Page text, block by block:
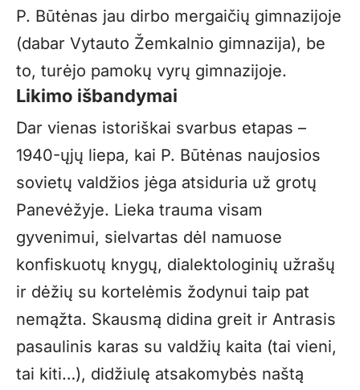
P. Būtėnas jau dirbo mergaičių gimnazijoje
(dabar Vytauto Žemkalnio gimnazija), be
to, turėjo pamokų vyrų gimnazijoje.
Likimo išbandymai
Dar vienas istoriškai svarbus etapas –
1940-ųjų liepa, kai P. Būtėnas naujosios
sovietų valdžios jėga atsiduria už grotų
Panevėžyje. Lieka trauma visam
gyvenimui, sielvartas dėl namuose
konfiskuotų knygų, dialektologinių užrašų
ir dėžių su kortelėmis žodynui taip pat
nemąžta. Skausmą didina greit ir Antrasis
pasaulinis karas su valdžių kaita (tai vieni,
tai kiti…), didžiulę atsakomybės naštą